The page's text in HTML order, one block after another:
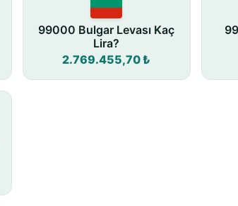
99000 Bulgar Levası Kaç
Lira?
2.769.455,70 ₺